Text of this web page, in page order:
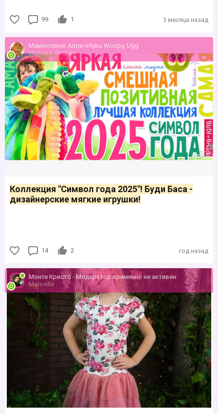
99 1 3 месяца назад
Мамонтенок Алла-обувь Woopy, Ugg
Москва, Россия
Коллекция "Символ года 2025"! Буди Баса -
дизайнерские мягкие игрушки!
14 2 год назад
Монте Кристо - Модератор временно не активен
Marseille